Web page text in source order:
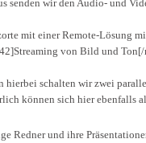
senden wir den Audio- und
mit einer Remote-Lösung
von Bild und
hierbei schalten wir zwei
können sich hier ebenfalls
Redner und ihre